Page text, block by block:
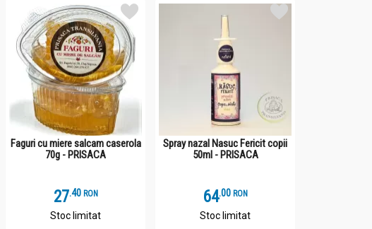
Faguri cu miere salcam caserola
70g - PRISACA
27.4 RON
Stoc limitat
Spray nazal Nasuc Fericit copii
50ml - PRISACA
64.0 RON
Stoc limitat